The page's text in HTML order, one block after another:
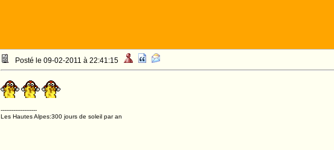
Posté le 09-02-2011 à 22:41:15
--------------------
Les Hautes Alpes:300 jours de soleil par an